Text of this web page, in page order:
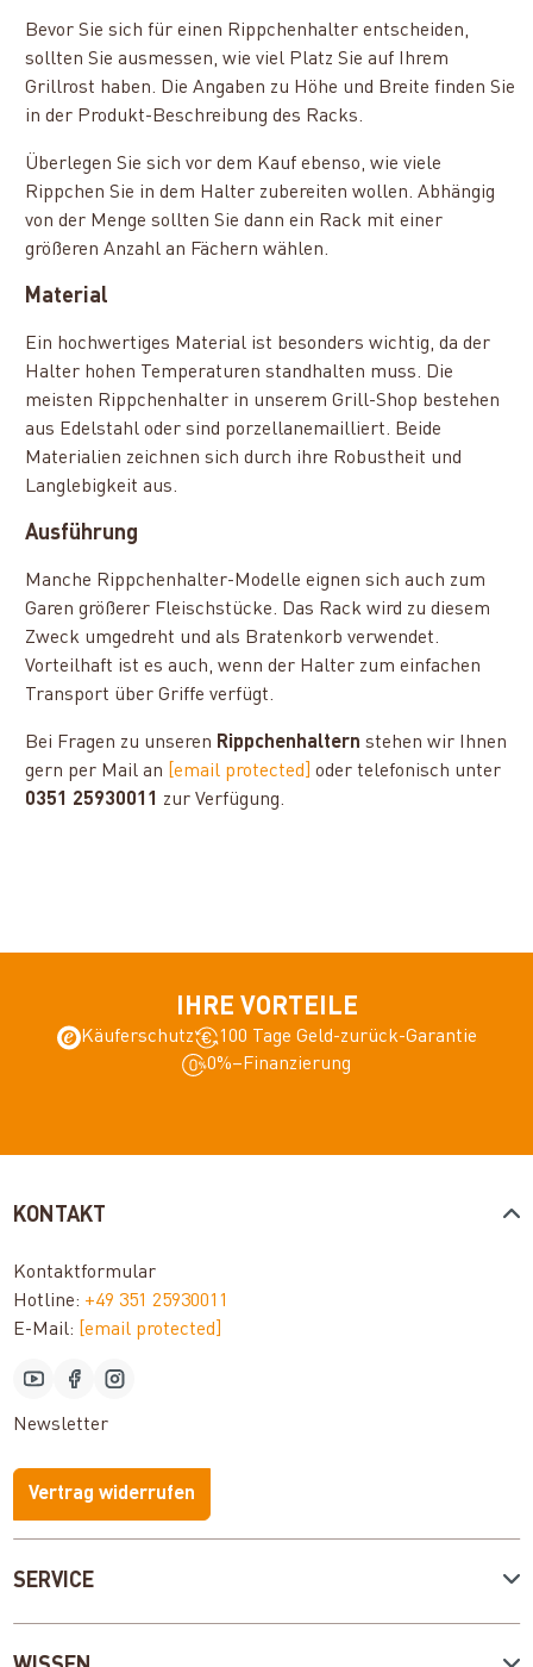
Bevor Sie sich für einen Rippchenhalter entscheiden,
sollten Sie ausmessen, wie viel Platz Sie auf Ihrem
Grillrost haben. Die Angaben zu Höhe und Breite finden Sie
in der Produkt-Beschreibung des Racks.
Überlegen Sie sich vor dem Kauf ebenso, wie viele
Rippchen Sie in dem Halter zubereiten wollen. Abhängig
von der Menge sollten Sie dann ein Rack mit einer
größeren Anzahl an Fächern wählen.
Material
Ein hochwertiges Material ist besonders wichtig, da der
Halter hohen Temperaturen standhalten muss. Die
meisten Rippchenhalter in unserem Grill-Shop bestehen
aus Edelstahl oder sind porzellanemailliert. Beide
Materialien zeichnen sich durch ihre Robustheit und
Langlebigkeit aus.
Ausführung
Manche Rippchenhalter-Modelle eignen sich auch zum
Garen größerer Fleischstücke. Das Rack wird zu diesem
Zweck umgedreht und als Bratenkorb verwendet.
Vorteilhaft ist es auch, wenn der Halter zum einfachen
Transport über Griffe verfügt.
Bei Fragen zu unseren Rippchenhaltern stehen wir Ihnen
gern per Mail an
[email protected]
oder telefonisch unter
0351 25930011
zur Verfügung.
IHRE VORTEILE
Käuferschutz
100 Tage Geld-zurück-Garantie
0%–Finanzierung
SERVICE
KONTAKT
Kontaktformular
Hotline: +49 351 25930011
E-Mail:
[email protected]
Newsletter
Vertrag widerrufen